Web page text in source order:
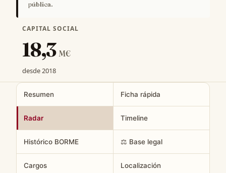
pública.
CAPITAL SOCIAL
18,3 M€
desde 2018
Resumen Ficha rápida
Radar Timeline
Histórico BORME ⚖️ Base legal
Cargos Localización